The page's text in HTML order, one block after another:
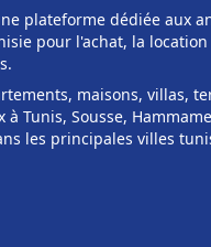
plateforme dédiée aux
pour l'achat, la
maisons, villas,
à Tunis, Sousse,
les principales villes